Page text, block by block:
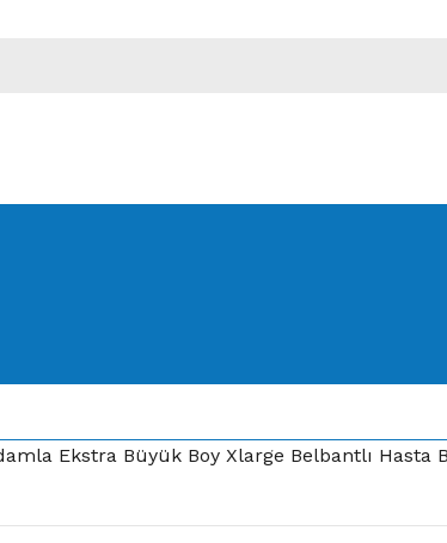
Ekstra Büyük Boy Xlarge Belbantlı Hasta